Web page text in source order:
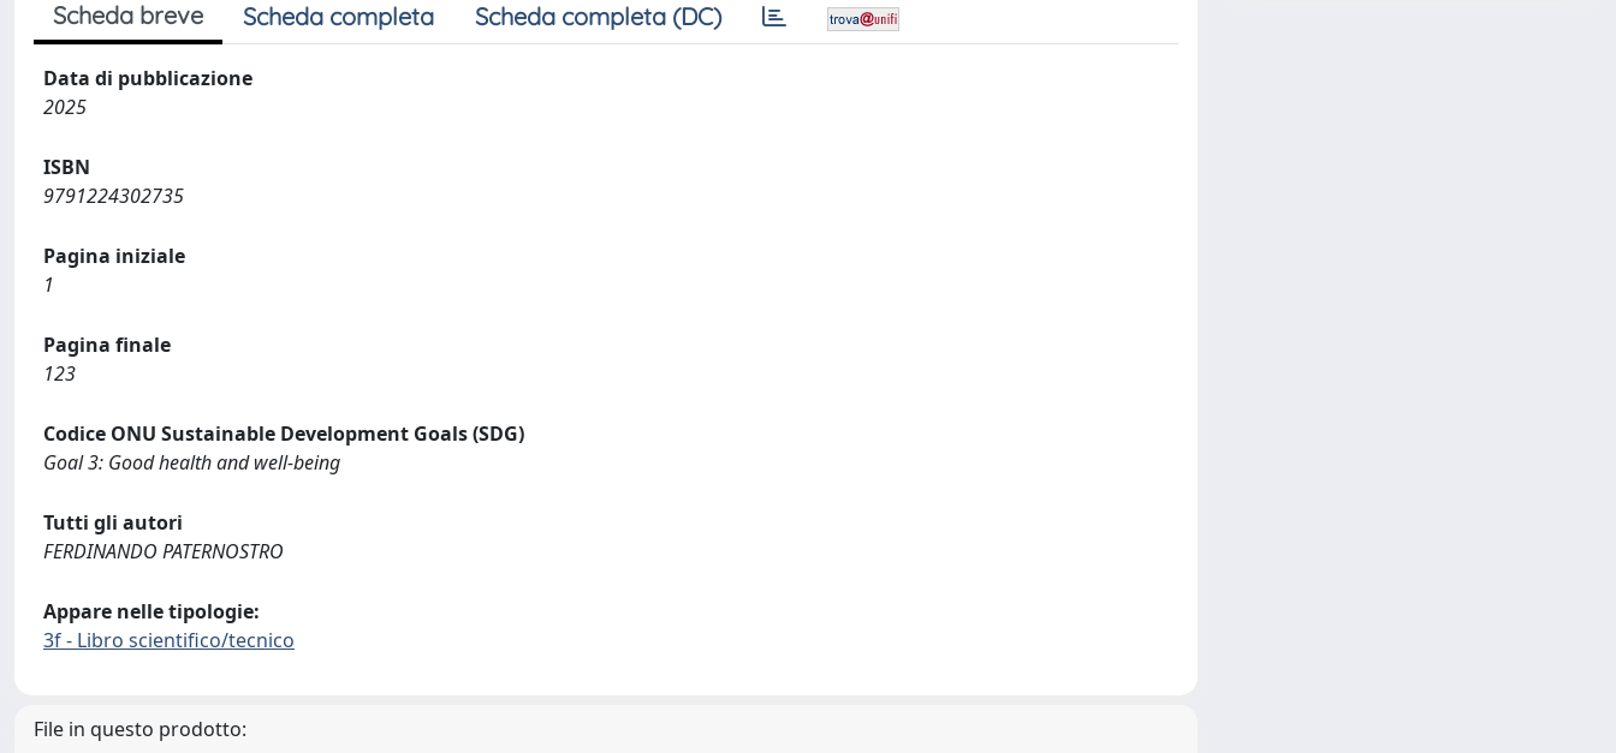
Scheda breve Scheda completa Scheda completa (DC)
Data di pubblicazione
2025
ISBN
9791224302735
Pagina iniziale
1
Pagina finale
123
Codice ONU Sustainable Development Goals (SDG)
Goal 3: Good health and well-being
Tutti gli autori
FERDINANDO PATERNOSTRO
Appare nelle tipologie:
3f - Libro scientifico/tecnico
File in questo prodotto: